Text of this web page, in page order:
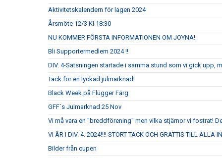
Aktivitetskalendern för lagen 2024
Årsmöte 12/3 Kl 18:30
NU KOMMER FÖRSTA INFORMATIONEN OM JOYNA!
Bli Supportermedlem 2024 !!
DIV. 4-Satsningen startade i samma stund som vi gick upp,
Tack för en lyckad julmarknad!
Black Week på Flügger Färg
GFF´s Julmarknad 25 Nov
Vi må vara en "breddförening" men vilka stjärnor vi fostrat!
VI ÄR I DIV. 4. 2024!!!! STORT TACK OCH GRATTIS TILL ALLA
Bilder från cupen